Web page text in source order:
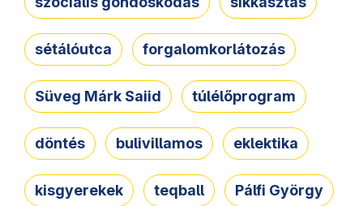
sétálóutca forgalomkorlátozás
Süveg Márk Saiid túlélőprogram
döntés bulivillamos eklektika
kisgyerekek teqball Pálfi György